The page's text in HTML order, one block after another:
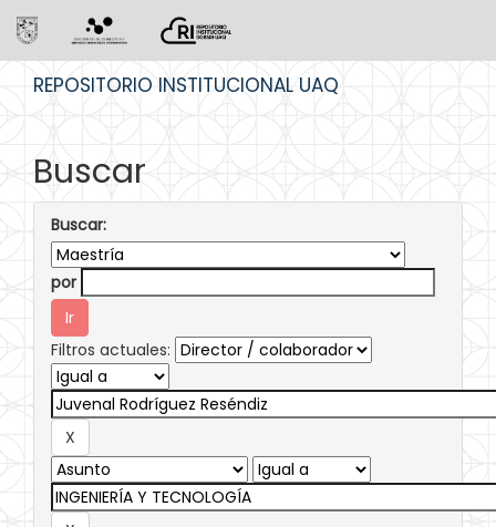
REPOSITORIO INSTITUCIONAL UAQ
Buscar
Buscar:
por
Filtros actuales: